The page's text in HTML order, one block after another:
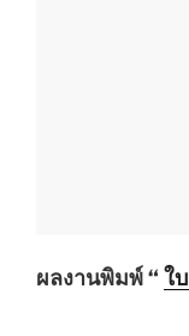
ผลงานพิมพ์ “ ใ